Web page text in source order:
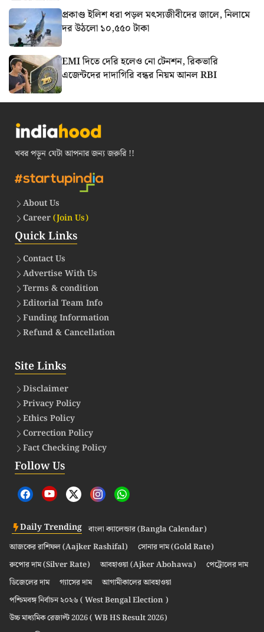
প্রকাণ্ড ইলিশ ধরা পড়ল মৎস্যজীবীদের জালে, নিলামে
দর উঠলো ১০,৫৫০ টাকা
EMI দিতে দেরি হলেও নো টেনশন, রিকভারি
এজেন্টদের দাদাগিরি বন্ধর নিয়ম আনল RBI
খবর পড়ুন যেটা আপনার জন্য জরুরি !!
About Us
Career(Join Us)
Quick Links
Contact Us
Advertise With Us
Terms & condition
Editorial Team Info
Funding Information
Refund & Cancellation
Site Links
Disclaimer
Privacy Policy
Ethics Policy
Correction Policy
Fact Checking Policy
Follow Us
Daily Trending বাংলা ক্যালেন্ডার (Bangla Calendar)
আজকের রাশিফল (Aajker Rashifal)
সোনার দাম (Gold Rate)
রুপোর দাম (Silver Rate)
আবহাওয়া (Ajker Abohawa)
পেট্রোলের দাম
ডিজেলের দাম
গ্যাসের দাম
আগামীকালের আবহাওয়া
পশ্চিমবঙ্গ নির্বাচন ২০২৬ ( West Bengal Election )
উচ্চ মাধ্যমিক রেজাল্ট 2026 ( WB HS Result 2026)